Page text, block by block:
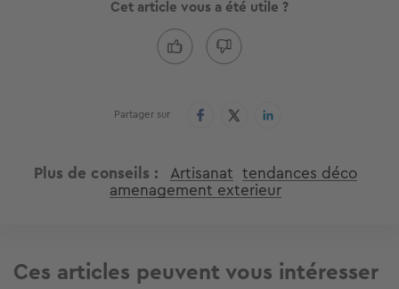
Cet article vous a été utile ?
Partager sur
Plus de conseils Artisanat tendances déco
amenagement exterieur
Ces articles peuvent vous intéresser